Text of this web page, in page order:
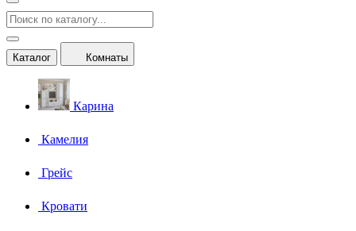
Каталог Комнаты
Карина
Камелия
Грейс
Кровати